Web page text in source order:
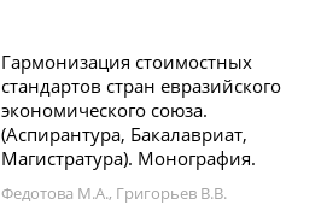
Гармонизация стоимостных
стандартов стран евразийского
экономического союза.
(Аспирантура, Бакалавриат,
Магистратура). Монография.
Федотова М.А., Григорьев В.В.